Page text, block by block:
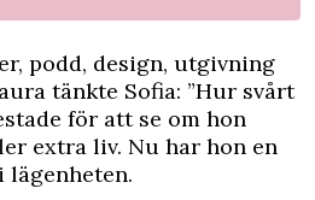
podd, design, utgivning
tänkte Sofia: ”Hur svårt
för att se om hon
extra liv. Nu har hon en
lägenheten.